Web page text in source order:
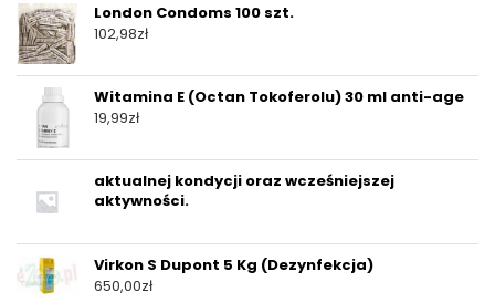
London Condoms 100 szt.
102,98zł
Witamina E (Octan Tokoferolu) 30 ml anti-age
19,99zł
aktualnej kondycji oraz wcześniejszej
aktywności.
Virkon S Dupont 5 Kg (Dezynfekcja)
650,00zł